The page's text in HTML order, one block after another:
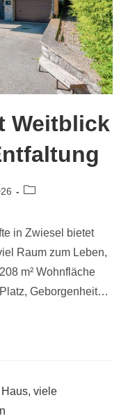
Weitblick
in Zwiesel bietet
Raum zum Leben,
m² Wohnfläche
Geborgenheit…